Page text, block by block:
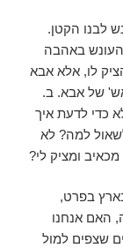
לבנו הקטן.
העונש באהבה
לו, אלא אבא
של אבא. ב.
כדי לדעת איך
למה? לא
ומציק לי?
בפרט,
האם אנחנו
שצפים למול